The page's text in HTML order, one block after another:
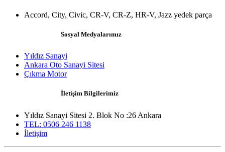
Accord, City, Civic, CR-V, CR-Z, HR-V, Jazz yedek parça
Sosyal Medyalarımız
Yıldız Sanayi
Ankara Oto Sanayi Sitesi
Çıkma Motor
İletişim Bilgilerimiz
Yıldız Sanayi Sitesi 2. Blok No :26 Ankara
TEL: 0506 246 1138
İletişim